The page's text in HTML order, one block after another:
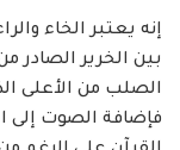
إنه يعتبر الخاء
بين الخرير
الصلب من الأعلى
فإضافة الصوت إلى